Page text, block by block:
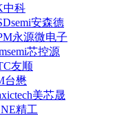
中科
安森德
永源微电子
芯控源
友顺
台懋
美芯晟
精工